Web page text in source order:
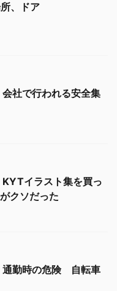
、ドア
会社で行われる安全集
KYTイラスト集を買っ
クソだった
通勤時の危険 自転車